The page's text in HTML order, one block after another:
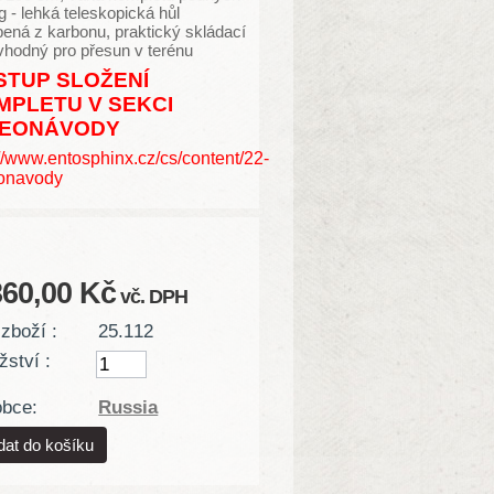
- lehká teleskopická hůl
z karbonu, praktický skládací
pro přesun v terénu
SLOŽENÍ
V SEKCI
www.entosphinx.cz/cs/content/22-
Kčvč. DPH
:
25.112
:
Russia